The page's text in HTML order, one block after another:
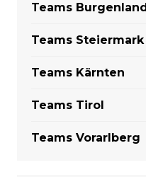
Teams Burgenland
Teams Steiermark
Teams Kärnten
Teams Tirol
Teams Vorarlberg